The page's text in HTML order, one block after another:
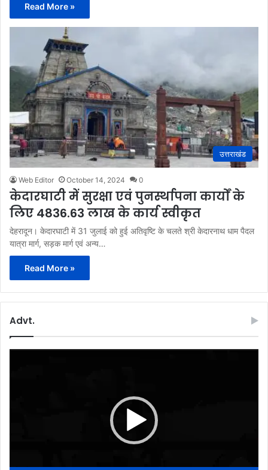
Read More »
उत्तराखंड
Web Editor October 14, 2024 0
केदारघाटी में सुरक्षा एवं पुनर्स्थापना कार्यों के
लिए 4836.63 लाख के कार्य स्वीकृत
देहरादून। केदारघाटी में 31 जुलाई को हुई अतिवृष्टि के चलते श्री केदारनाथ धाम पैदल
यात्रा मार्ग, सड़क मार्ग एवं अन्य…
Read More »
Advt.